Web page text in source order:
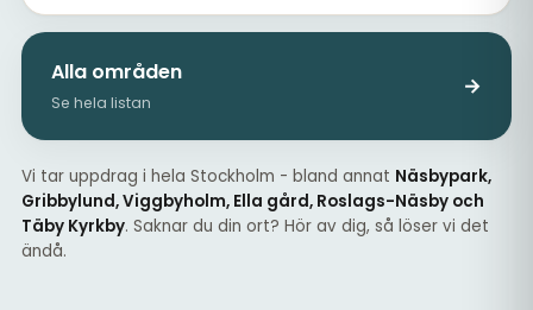
Alla områden
Se hela listan
→
Vi tar uppdrag i hela Stockholm - bland annat Näsbypark,
Gribbylund, Viggbyholm, Ella gård, Roslags-Näsby och
Täby Kyrkby. Saknar du din ort? Hör av dig, så löser vi det
ändå.